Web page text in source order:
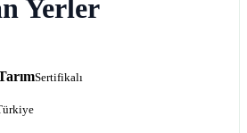
Yerler
Sertifikalı